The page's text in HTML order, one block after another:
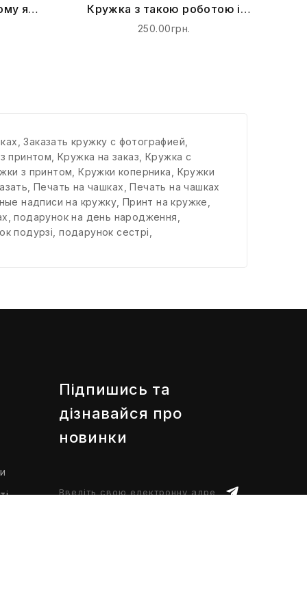
я
Кружка з такою роботою і
секс не потрібен
250.00грн.
,Заказать кружку с фотографией
принтом ,Кружка на заказ Кружка с
з принтом ,Кружки коперника
Кружки
,Печать на чашках ,Печать на чашках
надписи на кружку Принт на кружке
,подарунок на день народження
подурзі ,подарунок сестрі
Підпишись та
дізнавайся про
новинки